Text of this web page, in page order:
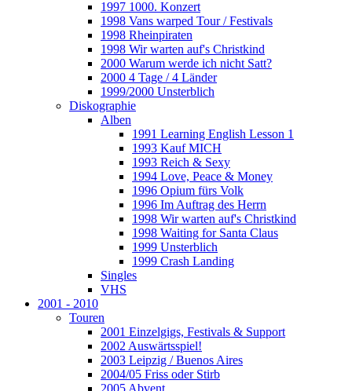
1997 1000. Konzert
1998 Vans warped Tour / Festivals
1998 Rheinpiraten
1998 Wir warten auf's Christkind
2000 Warum werde ich nicht Satt?
2000 4 Tage / 4 Länder
1999/2000 Unsterblich
Diskographie
Alben
1991 Learning English Lesson 1
1993 Kauf MICH
1993 Reich & Sexy
1994 Love, Peace & Money
1996 Opium fürs Volk
1996 Im Auftrag des Herrn
1998 Wir warten auf's Christkind
1998 Waiting for Santa Claus
1999 Unsterblich
1999 Crash Landing
Singles
VHS
2001 - 2010
Touren
2001 Einzelgigs, Festivals & Support
2002 Auswärtsspiel!
2003 Leipzig / Buenos Aires
2004/05 Friss oder Stirb
2005 Abvent